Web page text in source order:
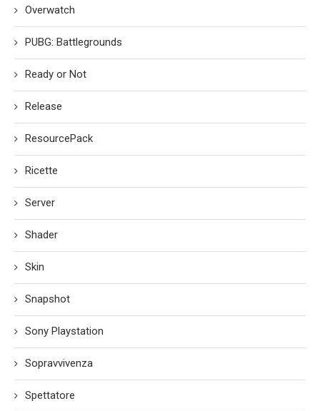
Overwatch
PUBG: Battlegrounds
Ready or Not
Release
ResourcePack
Ricette
Server
Shader
Skin
Snapshot
Sony Playstation
Sopravvivenza
Spettatore